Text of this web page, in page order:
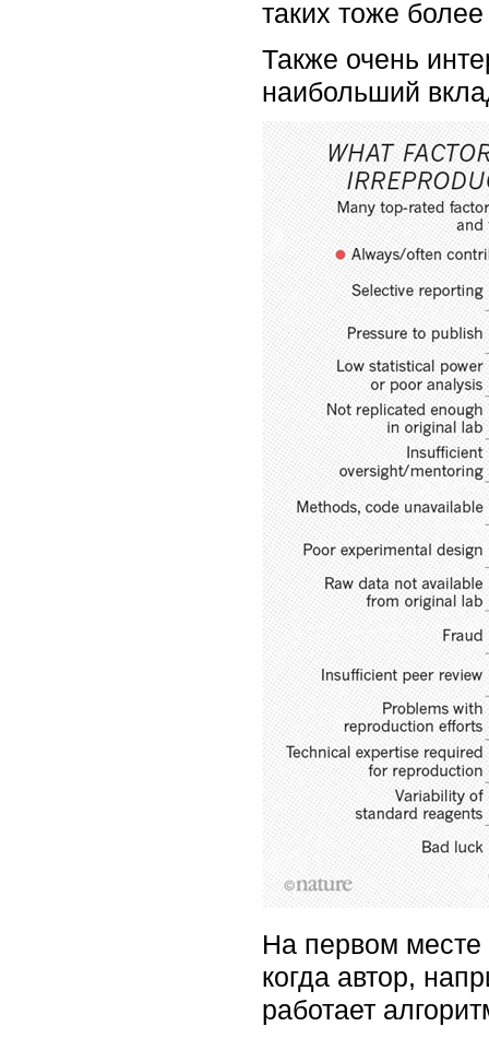
таких тоже
Также очень
наибольший
На первом месте
когда автор,
работает